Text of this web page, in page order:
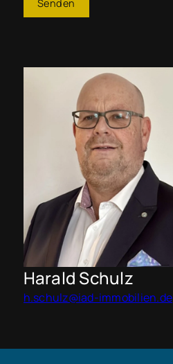
Senden
Harald Schulz
h.schulz@iad-immobilien.de